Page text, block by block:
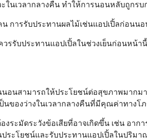
ในเวลากลางคืน ทำให้การนอนหลับถูกรบ
น การรับประทานผลไม้เช่นแอปเปิ้ลก่อน
ควรรับประทานแอปเปิ้ลในช่วงเย็นก่อน
นอนสามารถให้ประโยชน์ต่อสุขภาพมาก
ป็นของว่างในเวลากลางคืนที่มีคุณค่าทางโ
งระมัดระวังข้อเสียที่อาจเกิดขึ้น เช่น อา
ระโยชน์และรับประทานแอปเปิ้ลในปริ